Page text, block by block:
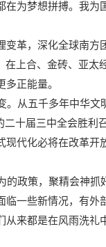
为梦想拼搏。我为
革，深化全球南方
上合、金砖、亚太
正能量。
从五千多年中华文
十届三中全会胜利
代化必将在改革开
的政策，聚精会神抓
临一些新情况，有外
来都是在风雨洗礼